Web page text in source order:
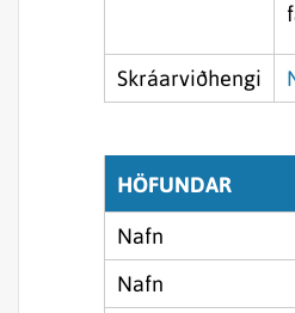
Skráarviðhengi
HÖFUNDAR
Nafn
Nafn